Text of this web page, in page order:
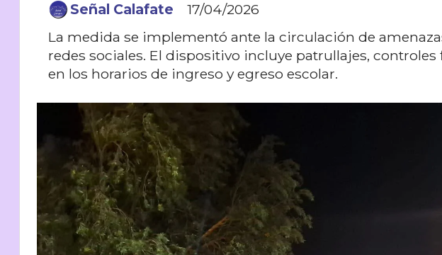
La medida se implementó ante la circulación de
redes sociales. El dispositivo incluye patrullajes,
en los horarios de ingreso y egreso escolar.
17/04/2026
Señal Calafate